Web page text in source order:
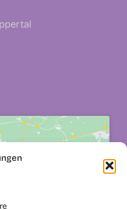
Inhalt zu aktivieren